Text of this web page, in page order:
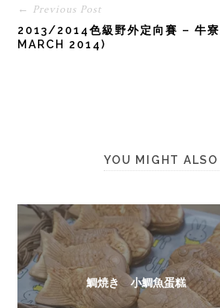
← Previous Post
2013/2014色級野外定向賽 – 牛
MARCH 2014)
YOU MIGHT ALSO
鯛焼き 小鯛魚蛋糕